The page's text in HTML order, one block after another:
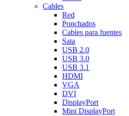
Cables
Red
Ponchados
Cables para fuentes
Sata
USB 2.0
USB 3.0
USB 3.1
HDMI
VGA
DVI
DisplayPort
Mini DisplayPort